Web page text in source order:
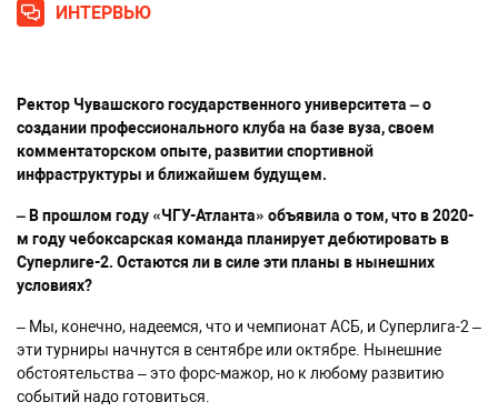
ИНТЕРВЬЮ
Ректор Чувашского государственного университета – о
создании профессионального клуба на базе вуза, своем
комментаторском опыте, развитии спортивной
инфраструктуры и ближайшем будущем.
– В прошлом году «ЧГУ-Атланта» объявила о том, что в 2020-
м году чебоксарская команда планирует дебютировать в
Суперлиге-2. Остаются ли в силе эти планы в нынешних
условиях?
– Мы, конечно, надеемся, что и чемпионат АСБ, и Суперлига-2 –
эти турниры начнутся в сентябре или октябре. Нынешние
обстоятельства – это форс-мажор, но к любому развитию
событий надо готовиться.